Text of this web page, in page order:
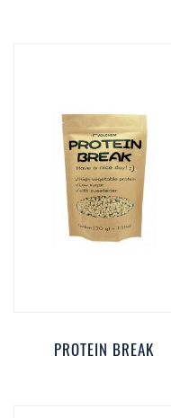
PROTEIN BREAK